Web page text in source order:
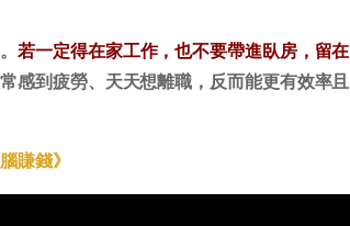
若一定得在家工作，也不要帶進臥房，留在
感到疲勞、天天想離職，反而能更有效率且
賺錢》